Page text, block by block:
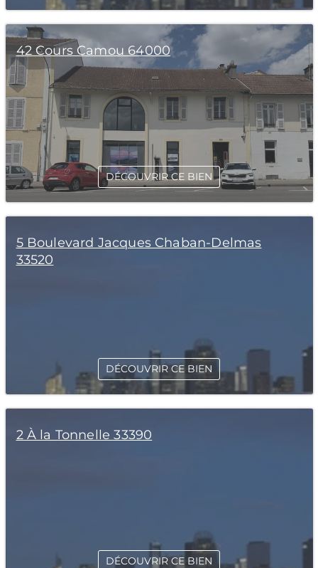
42 Cours Camou 64000
DÉCOUVRIR CE BIEN
5 Boulevard Jacques Chaban-Delmas
33520
DÉCOUVRIR CE BIEN
2 À la Tonnelle 33390
DÉCOUVRIR CE BIEN